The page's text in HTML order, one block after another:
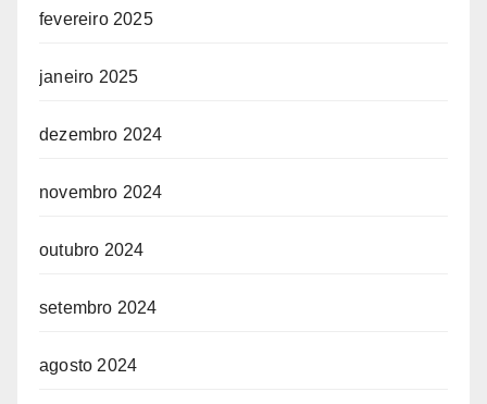
fevereiro 2025
janeiro 2025
dezembro 2024
novembro 2024
outubro 2024
setembro 2024
agosto 2024